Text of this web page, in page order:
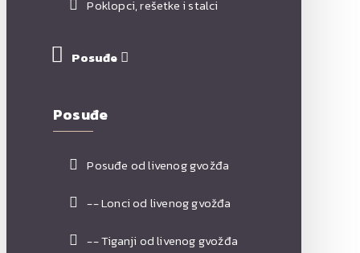
Poklopci, rešetke i stalci
Posuđe
Posuđe
Posuđe od livenog gvožđa
-- Lonci od livenog gvožđa
-- Tiganji od livenog gvožđa